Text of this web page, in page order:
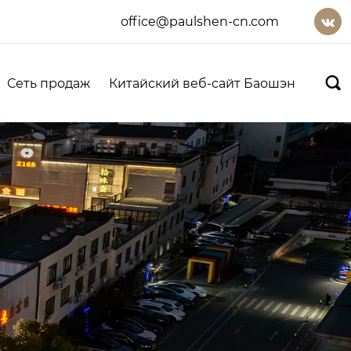
office@paulshen-cn.com 
Сеть продаж Китайский веб-сайт Баошэн 